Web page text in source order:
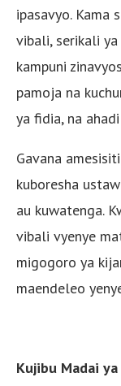
ipasavyo. Kama
vibali, serikali
kampuni
pamoja na
ya fidia, na
Gavana
kuboresha
au kuwatenga.
vibali vyenye
migogoro ya
maendeleo
Kujibu Madai